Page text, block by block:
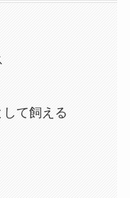
て飼える